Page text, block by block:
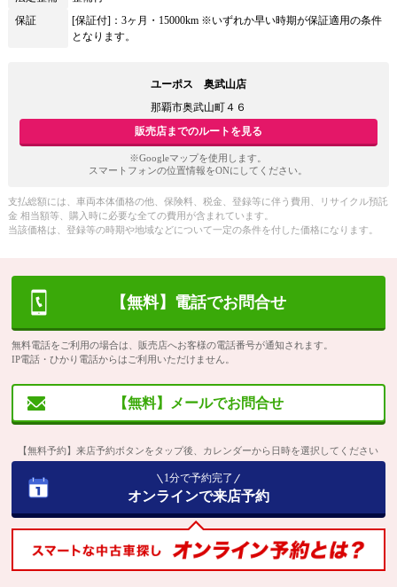
保証
[保証付]：3ヶ月・15000km ※いずれか早い時期が保証適用の条件
となります。
ユーポス 奥武山店
那覇市奥武山町４６
販売店までのルートを見る
※Googleマップを使用します。
スマートフォンの位置情報をONにしてください。
支払総額には、車両本体価格の他、保険料、税金、登録等に伴う費用、リサイクル預託
金 相当額等、購入時に必要な全ての費用が含まれています。
当該価格は、登録等の時期や地域などについて一定の条件を付した価格になります。
【無料】電話でお問合せ
無料電話をご利用の場合は、販売店へお客様の電話番号が通知されます。
IP電話・ひかり電話からはご利用いただけません。
【無料】メールでお問合せ
【無料予約】来店予約ボタンをタップ後、カレンダーから日時を選択してください
1分で予約完了
オンラインで来店予約